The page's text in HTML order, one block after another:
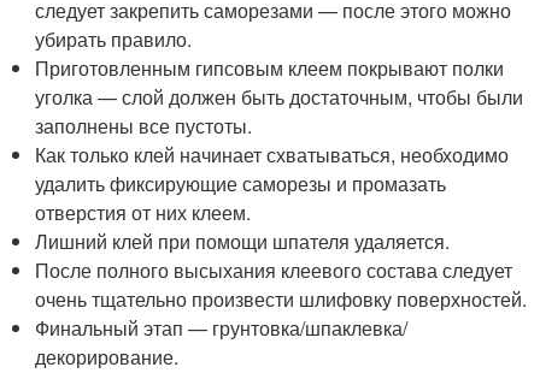
следует закрепить саморезами — после этого можно
убирать правило.
Приготовленным гипсовым клеем покрывают полки
уголка — слой должен быть достаточным, чтобы были
заполнены все пустоты.
Как только клей начинает схватываться, необходимо
удалить фиксирующие саморезы и промазать
отверстия от них клеем.
Лишний клей при помощи шпателя удаляется.
После полного высыхания клеевого состава следует
очень тщательно произвести шлифовку поверхностей.
Финальный этап — грунтовка/шпаклевка/
декорирование.